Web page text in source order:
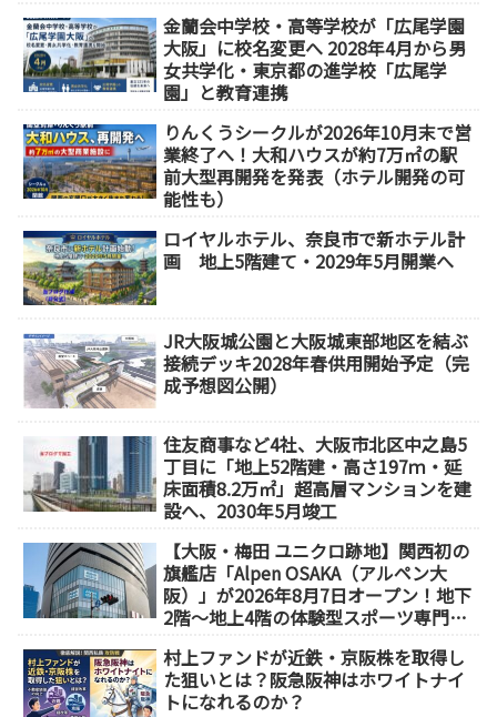
金蘭会中学校・高等学校が「広尾学園
大阪」に校名変更へ 2028年4月から男
女共学化・東京都の進学校「広尾学
園」と教育連携
りんくうシークルが2026年10月末で営
業終了へ！大和ハウスが約7万㎡の駅
前大型再開発を発表（ホテル開発の可
能性も）
ロイヤルホテル、奈良市で新ホテル計
画 地上5階建て・2029年5月開業へ
JR大阪城公園と大阪城東部地区を結ぶ
接続デッキ2028年春供用開始予定（完
成予想図公開）
住友商事など4社、大阪市北区中之島5
丁目に「地上52階建・高さ197ｍ・延
床面積8.2万㎡」超高層マンションを建
設へ、2030年5月竣工
【大阪・梅田 ユニクロ跡地】関西初の
旗艦店「Alpen OSAKA（アルペン大
阪）」が2026年8月7日オープン！地下
2階～地上4階の体験型スポーツ専門店
村上ファンドが近鉄・京阪株を取得し
た狙いとは？阪急阪神はホワイトナイ
トになれるのか？